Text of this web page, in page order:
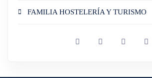
FAMILIA HOSTELERÍA Y TURISMO